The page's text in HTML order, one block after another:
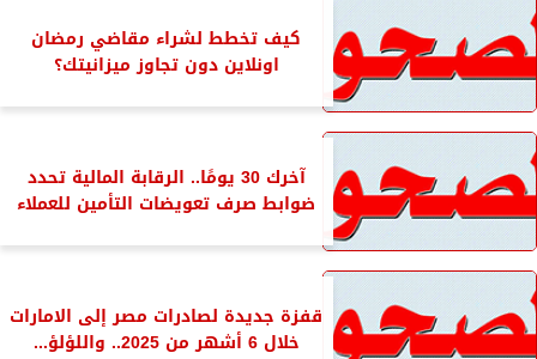
كيف تخطط لشراء مقاضي رمضان
اونلاين دون تجاوز ميزانيتك؟
آخرك 30 يومًا.. الرقابة المالية تحدد
ضوابط صرف تعويضات التأمين للعملاء
قفزة جديدة لصادرات مصر إلى الامارات
خلال 6 أشهر من 2025.. واللؤلؤ...